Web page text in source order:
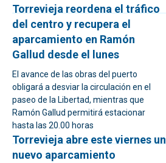
Torrevieja reordena el tráfico
del centro y recupera el
aparcamiento en Ramón
Gallud desde el lunes
El avance de las obras del puerto
obligará a desviar la circulación en el
paseo de la Libertad, mientras que
Ramón Gallud permitirá estacionar
hasta las 20.00 horas
Torrevieja abre este viernes un
nuevo aparcamiento